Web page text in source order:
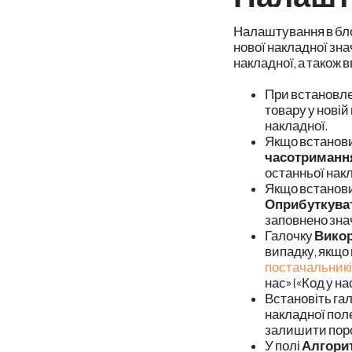
Налаштування в
нової накладної
накладної, а також
При
товару у
накладної.
Якщо
час
останньої
Якщо
заповнено
Галочку
випадку, якщо
нас» («Код у
Встановіть
накладної
залишити
У полі